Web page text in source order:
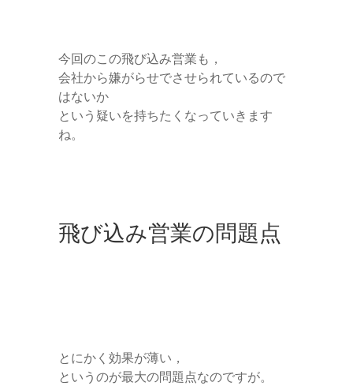
今回のこの飛び込み営業も，
会社から嫌がらせでさせられているので
はないか
という疑いを持ちたくなっていきます
ね。
飛び込み営業の問題点
とにかく効果が薄い，
というのが最大の問題点なのですが。